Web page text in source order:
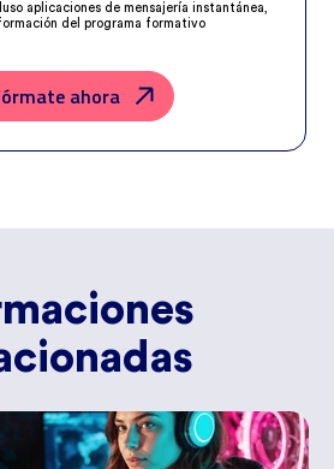
aplicaciones de mensajería instantánea,
del programa formativo
su solicitud con las empresas que
, con el objeto de que estas puedan
de productos y servicios de acuerdo a su
los derechos de acceso, rectificación,
ahora